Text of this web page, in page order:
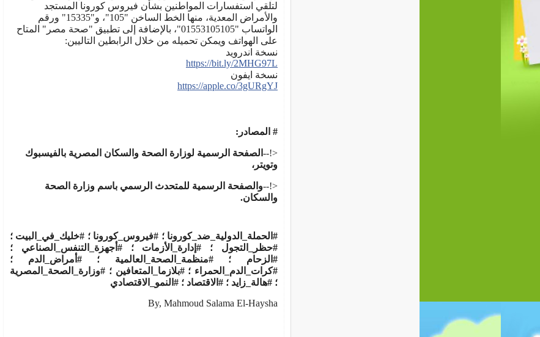
لتلقي استفسارات المواطنين بشأن فيروس كورونا المستجد
والأمراض المعدية، منها الخط الساخن "105"، و"15335" ورقم
الواتساب "01553105105"، بالإضافة إلى تطبيق "صحة مصر" المتاح
على الهواتف ويمكن تحميله من خلال الرابطين التاليين:
نسخة اندرويد
https://bit.ly/2MHG97L
نسخة ايفون
https://apple.co/3gURgYJ
# المصادر:
<!-- الصفحة الرسمية لوزارة الصحة والسكان المصرية بالفيسبوك
وتويتر،
<!--والصفحة الرسمية للمتحدث الرسمي باسم وزارة الصحة
والسكان.
#الحملة_الدولية_ضد_كورونا ؛ #فيروس_كورونا ؛ #خليك_في_البيت ؛
#حظر_التجول ؛ #إدارة_الأزمات ؛ #أجهزة_التنفس_الصناعي ؛
#الزحام ؛ #منظمة_الصحة_العالمية ؛ #أمراض_الدم ؛
#كرات_الدم_الحمراء ؛ #بلازما_المتعافين ؛ #وزارة_الصحة_المصرية
؛ #هالة_زايد ؛ #الاقتصاد ؛ #النمو_الاقتصادي
By, Mahmoud Salama El-Haysha